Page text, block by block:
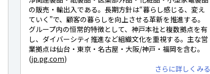
の販売・輸出入である。長期方針は“暮らし感じる、変え
ていく”で、顧客の暮らしを向上させる革新を推進する。
グループ内の恒常的特徴として、神戸本社と複数拠点を有
し、ダイバーシティ推進など組織文化を重視する。主な営
業拠点は仙台・東京・名古屋・大阪/神戸・福岡を含む。
(jp.pg.com)
さらに詳しくみる